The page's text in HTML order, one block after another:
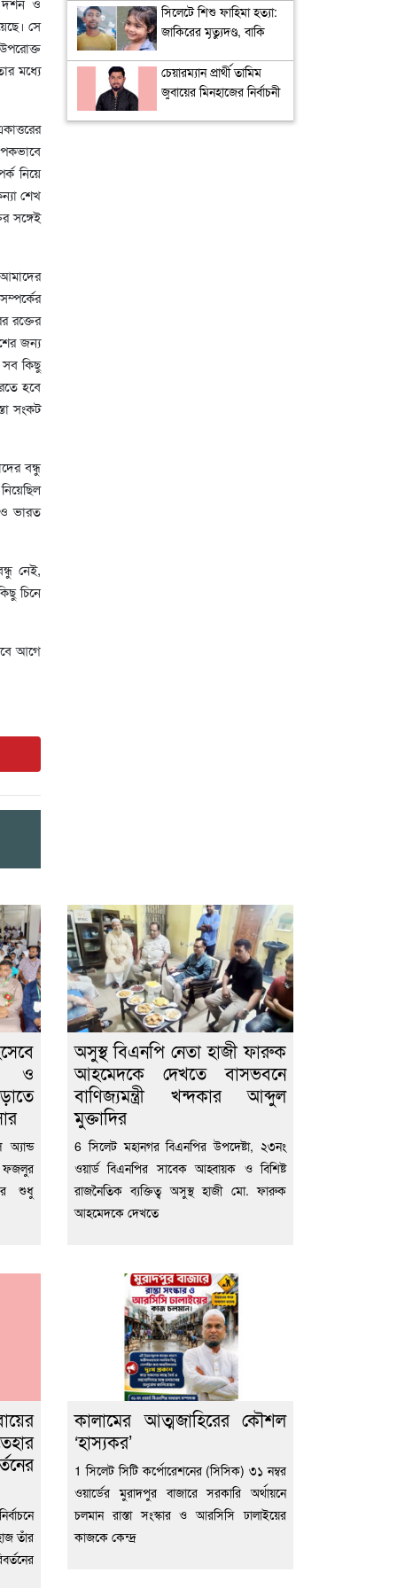
সে
মধ্যে
নিয়ে
শেখ
সঙ্গেই
রক্তের
জন্য
সব কিছু
হবে
সংকট
বন্ধু
ভারত
নেই,
চিনে
আগে
সিলেটে শিশু ফাহিমা হত্যা:
জাকিরের মৃত্যুদণ্ড, বাকি
চেয়ারম্যান প্রার্থী তামিম
জুবায়ের মিনহাজের নির্বাচনী
ও
ফজলুর
শুধু
অসুস্থ বিএনপি নেতা হাজী ফারুক
আহমেদকে দেখতে বাসভবনে
বাণিজ্যমন্ত্রী খন্দকার আব্দুল
মুক্তাদির
6 সিলেট মহানগর বিএনপির উপদেষ্টা, ২৩নং
ওয়ার্ড বিএনপির সাবেক আহ্বায়ক ও বিশিষ্ট
রাজনৈতিক ব্যক্তিত্ব অসুস্থ হাজী মো. ফারুক
আহমেদকে দেখতে
তাঁর
কালামের আত্মজাহিরের কৌশল
‘হাস্যকর’
1 সিলেট সিটি কর্পোরেশনের (সিসিক) ৩১ নম্বর
ওয়ার্ডের মুরাদপুর বাজারে সরকারি অর্থায়নে
চলমান রাস্তা সংস্কার ও আরসিসি ঢালাইয়ের
কাজকে কেন্দ্র